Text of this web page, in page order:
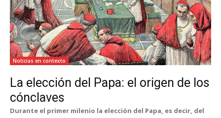
Noticias en contexto
La elección del Papa: el origen de los
cónclaves
Durante el primer milenio la elección del Papa, es decir, del